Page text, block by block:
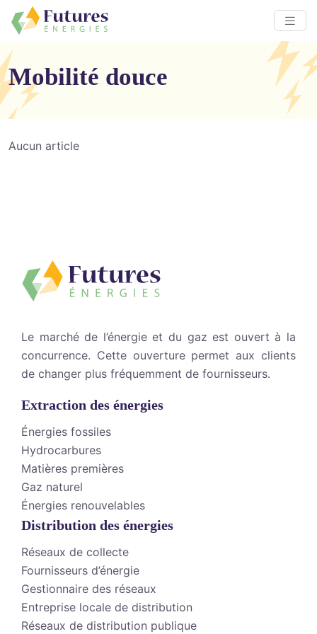
Mobilité douce
Aucun article
Le marché de l’énergie et du gaz est ouvert à la
concurrence. Cette ouverture permet aux clients
de changer plus fréquemment de fournisseurs.
Extraction des énergies
Énergies fossiles
Hydrocarbures
Matières premières
Gaz naturel
Énergies renouvelables
Distribution des énergies
Réseaux de collecte
Fournisseurs d’énergie
Gestionnaire des réseaux
Entreprise locale de distribution
Réseaux de distribution publique